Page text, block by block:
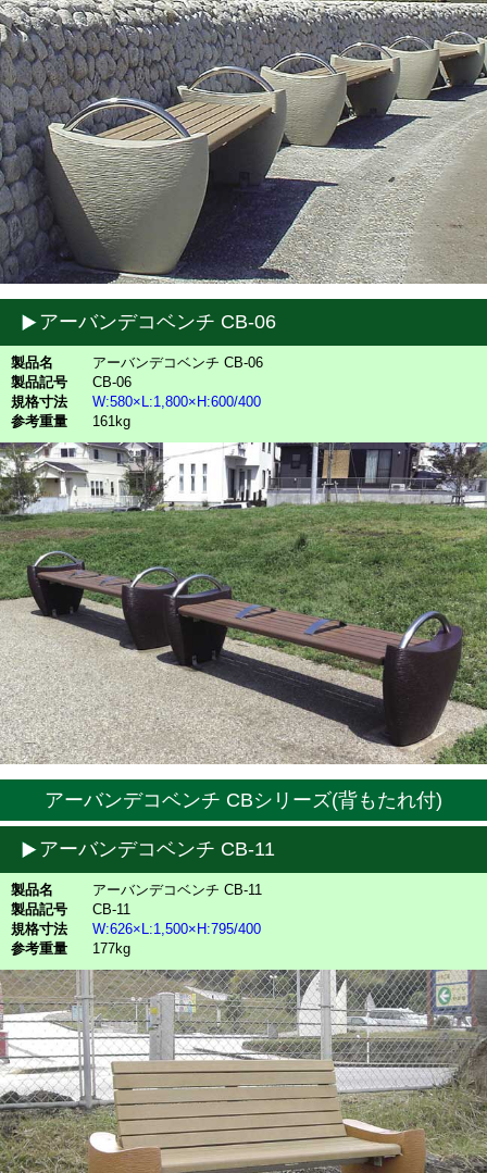
アーバンデコベンチ CB-06
製品名
アーバンデコベンチ CB-06
製品記号
CB-06
規格寸法
W:580×L:1,800×H:600/400
参考重量
161kg
アーバンデコベンチ CBシリーズ(背もたれ付)
アーバンデコベンチ CB-11
製品名
アーバンデコベンチ CB-11
製品記号
CB-11
規格寸法
W:626×L:1,500×H:795/400
参考重量
177kg